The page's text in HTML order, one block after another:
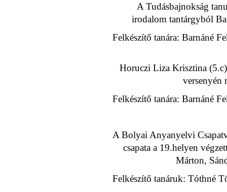
A Tudásbajnokság
irodalom tantárgyból
Felkészítő tanára: Barnáné
Horuczi Liza Krisztina
versenyén
Felkészítő tanára: Barnáné
A Bolyai Anyanyelvi
csapata a 19.helyen
Márton,
Felkészítő tanáruk: Tóthné